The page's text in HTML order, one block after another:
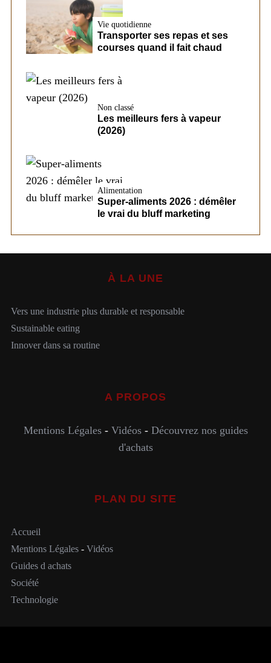
Vie quotidienne
Transporter ses repas et ses
courses quand il fait chaud
Non classé
Les meilleurs fers à vapeur
(2026)
Alimentation
Super-aliments 2026 : démêler
le vrai du bluff marketing
À LA UNE
Vers une industrie plus durable et responsable
Sustainable eating
Innover dans sa routine
A PROPOS
Mentions Légales- Vidéos- Découvrez nos guides
d'achats
PLAN DU SITE
Accueil
Mentions Légales- Vidéos
Guides d achats
Société
Technologie